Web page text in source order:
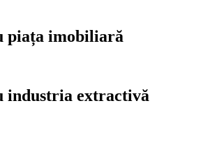
piața imobiliară
industria extractivă